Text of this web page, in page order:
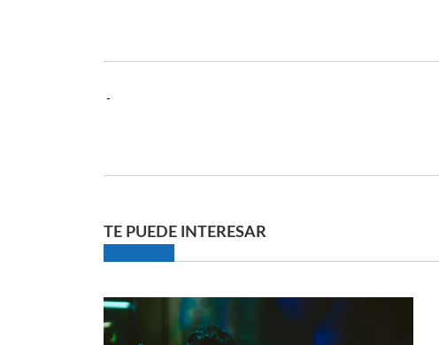
-
TE PUEDE INTERESAR